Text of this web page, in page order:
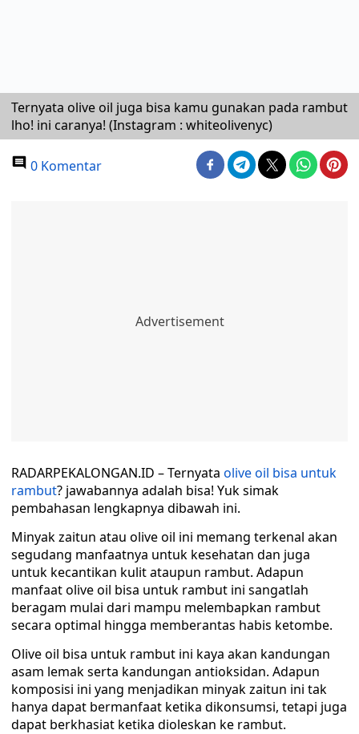
Ternyata olive oil juga bisa kamu gunakan pada rambut
lho! ini caranya! (Instagram : whiteolivenyc)
0 Komentar
RADARPEKALONGAN.ID – Ternyata olive oil bisa untuk
rambut? jawabannya adalah bisa! Yuk simak
pembahasan lengkapnya dibawah ini.
Minyak zaitun atau olive oil ini memang terkenal akan
segudang manfaatnya untuk kesehatan dan juga
untuk kecantikan kulit ataupun rambut. Adapun
manfaat olive oil bisa untuk rambut ini sangatlah
beragam mulai dari mampu melembapkan rambut
secara optimal hingga memberantas habis ketombe.
Olive oil bisa untuk rambut ini kaya akan kandungan
asam lemak serta kandungan antioksidan. Adapun
komposisi ini yang menjadikan minyak zaitun ini tak
hanya dapat bermanfaat ketika dikonsumsi, tetapi juga
dapat berkhasiat ketika dioleskan ke rambut.